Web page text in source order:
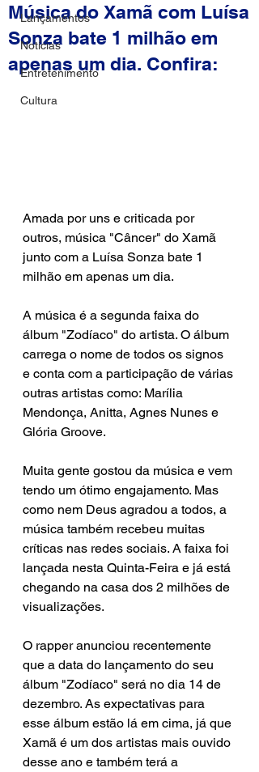
Lançamentos
Notícias
Entretenimento
Cultura
Música do Xamã com Luísa
Sonza bate 1 milhão em
apenas um dia. Confira:
Amada por uns e criticada por
outros, música "Câncer" do Xamã
junto com a Luísa Sonza bate 1
milhão em apenas um dia.
A música é a segunda faixa do
álbum "Zodíaco" do artista. O álbum
carrega o nome de todos os signos
e conta com a participação de várias
outras artistas como: Marília
Mendonça, Anitta, Agnes Nunes e
Glória Groove.
Muita gente gostou da música e vem
tendo um ótimo engajamento. Mas
como nem Deus agradou a todos, a
música também recebeu muitas
críticas nas redes sociais. A faixa foi
lançada nesta Quinta-Feira e já está
chegando na casa dos 2 milhões de
visualizações.
O rapper anunciou recentemente
que a data do lançamento do seu
álbum "Zodíaco" será no dia 14 de
dezembro. As expectativas para
esse álbum estão lá em cima, já que
Xamã é um dos artistas mais ouvido
desse ano e também terá a